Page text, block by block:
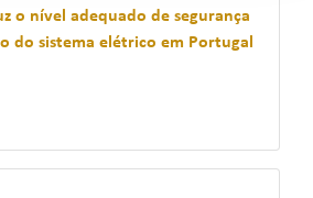
o nível adequado de segurança
do sistema elétrico em Portugal